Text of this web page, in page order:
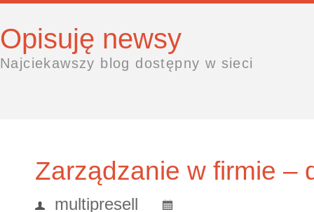
Opisuję newsy
Najciekawszy blog dostępny w sieci
Zarządzanie w firmie –
multipresell